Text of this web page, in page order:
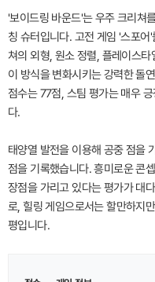
'보이드링 바운드'는 우주 크리쳐
칭 슈터입니다. 고전 게임 '스포
쳐의 외형, 원소 정렬, 플레이스
이 방식을 변화시키는 강력한 돌
점수는 77점, 스팀 평가는 매우
다.
태양열 발전을 이용해 공중 점을
점을 기록했습니다. 흥미로운 콘
장점을 가리고 있다는 평가가 대
로, 힐링 게임으로서는 할만하지
평입니다.